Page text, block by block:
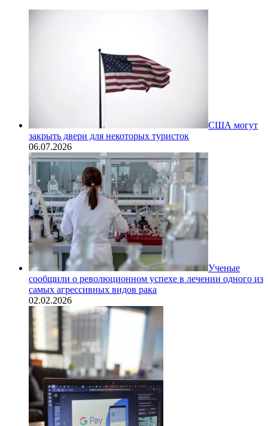
США могут
закрыть двери для некоторых туристок
06.07.2026
Ученые
сообщили о революционном успехе в лечении одного из
самых агрессивных видов рака
02.02.2026